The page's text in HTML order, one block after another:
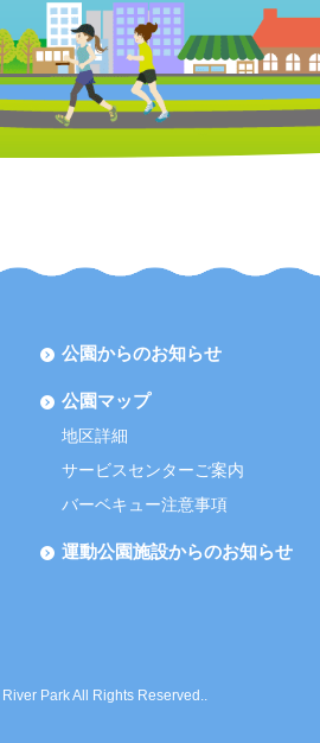
公園からのお知らせ
公園マップ
地区詳細
サービスセンターご案内
バーベキュー注意事項
運動公園施設からのお知らせ
Park All Rights Reserved..